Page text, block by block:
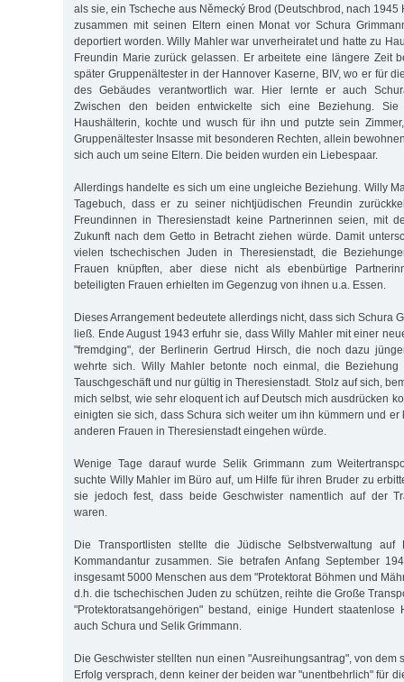
als sie, ein Tscheche aus Německý Brod (Deutschbrod, nach 1945
zusammen mit seinen Eltern einen Monat vor Schura
deportiert worden. Willy Mahler war unverheiratet und hatte zu
Freundin Marie zurück gelassen. Er arbeitete eine längere Zeit
später Gruppenältester in der Hannover Kaserne, BIV, wo er für
des Gebäudes verantwortlich war. Hier lernte er auch
Zwischen den beiden entwickelte sich eine Beziehung.
Haushälterin, kochte und wusch für ihn und putzte sein
Gruppenältester Insasse mit besonderen Rechten, allein
sich auch um seine Eltern. Die beiden wurden ein Liebespaar.
Allerdings handelte es sich um eine ungleiche Beziehung. Willy
Tagebuch, dass er zu seiner nichtjüdischen Freundin
Freundinnen in Theresienstadt keine Partnerinnen seien, mit
Zukunft nach dem Getto in Betracht ziehen würde. Damit
vielen tschechischen Juden in Theresienstadt, die
Frauen knüpften, aber diese nicht als ebenbürtige
beteiligten Frauen erhielten im Gegenzug von ihnen u.a. Essen.
Dieses Arrangement bedeutete allerdings nicht, dass sich Schura
ließ. Ende August 1943 erfuhr sie, dass Willy Mahler mit einer
"fremdging", der Berlinerin Gertrud Hirsch, die noch dazu
wehrte sich. Willy Mahler betonte noch einmal, die
Tauschgeschäft und nur gültig in Theresienstadt. Stolz auf sich,
mich selbst, wie sehr eloquent ich auf Deutsch mich ausdrücken
einigten sie sich, dass Schura sich weiter um ihn kümmern und er
anderen Frauen in Theresienstadt eingehen würde.
Wenige Tage darauf wurde Selik Grimmann zum
suchte Willy Mahler im Büro auf, um Hilfe für ihren Bruder zu
sie jedoch fest, dass beide Geschwister namentlich auf der
waren.
Die Transportlisten stellte die Jüdische Selbstverwaltung auf
Kommandantur zusammen. Sie betrafen Anfang September
insgesamt 5000 Menschen aus dem "Protektorat Böhmen und
d.h. die tschechischen Juden zu schützen, reihte die Große
"Protektoratsangehörigen" bestand, einige Hundert staatenlose
auch Schura und Selik Grimmann.
Die Geschwister stellten nun einen "Ausreihungsantrag", von dem
Erfolg versprach, denn keiner der beiden war "unentbehrlich" für